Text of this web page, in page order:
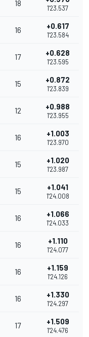
18
1'23.537
16 +0.617
1'23.584
17 +0.628
1'23.595
15 +0.872
1'23.839
12 +0.988
1'23.955
16 +1.003
1'23.970
15 +1.020
1'23.987
15 +1.041
1'24.008
16 +1.066
1'24.033
16 +1.110
1'24.077
16 +1.159
1'24.126
16 +1.330
1'24.297
17 +1.509
1'24.476